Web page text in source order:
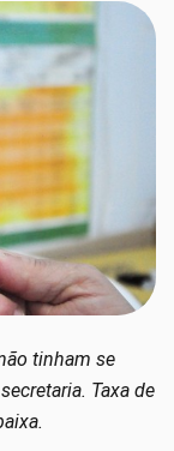
tinham se
Taxa de